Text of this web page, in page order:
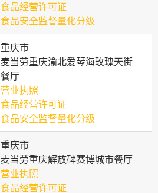
食品经营许可证
食品安全监督量化分级
重庆市
麦当劳重庆渝北爱琴海玫瑰天街
餐厅
营业执照
食品经营许可证
食品安全监督量化分级
重庆市
麦当劳重庆解放碑赛博城市餐厅
营业执照
食品经营许可证